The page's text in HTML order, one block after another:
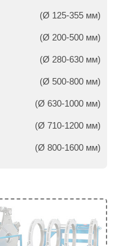
(Ø 125-355 мм)
(Ø 200-500 мм)
(Ø 280-630 мм)
(Ø 500-800 мм)
(Ø 630-1000 мм)
(Ø 710-1200 мм)
(Ø 800-1600 мм)